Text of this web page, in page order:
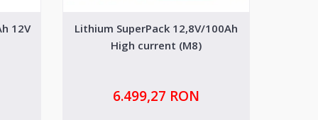
12V
Lithium SuperPack 12,8V/100Ah
High current (M8)
6.499,27 RON